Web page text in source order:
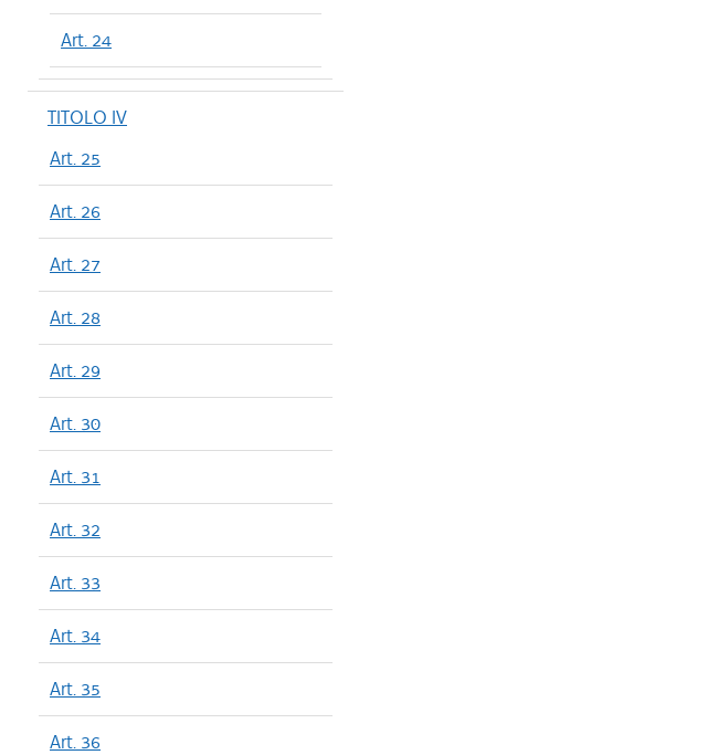
Art. 24
TITOLO IV
Art. 25
Art. 26
Art. 27
Art. 28
Art. 29
Art. 30
Art. 31
Art. 32
Art. 33
Art. 34
Art. 35
Art. 36